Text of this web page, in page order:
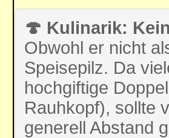
🍄 Kulinarik:
Obwohl er nicht
Speisepilz. Da
hochgiftige
Rauhkopf), sollte
generell Abstand